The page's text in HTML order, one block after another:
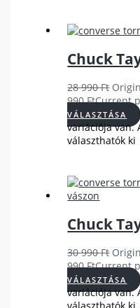
Chuck
28 990Ft
990FtCurrent
VÁLASZTÁSA
variációja van.
választhatók ki
Chuck
30 990Ft
990FtCurrent
VÁLASZTÁSA
variációja van.